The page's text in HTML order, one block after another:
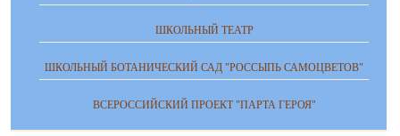
ШКОЛЬНЫЙ ТЕАТР
ШКОЛЬНЫЙ БОТАНИЧЕСКИЙ САД "РОССЫПЬ САМОЦВЕТОВ"
ВСЕРОССИЙСКИЙ ПРОЕКТ "ПАРТА ГЕРОЯ"